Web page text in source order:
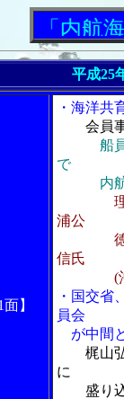
航海運新
平成25
】
・海洋共
会員
船
で
内航海
浦公
徳氏(日
信氏
(沖野海
・国交省
員会
が中間
梶山
に
盛り